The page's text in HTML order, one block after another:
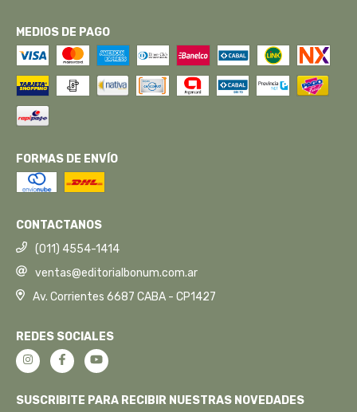
MEDIOS DE PAGO
FORMAS DE ENVÍO
CONTACTANOS
(011) 4554-1414
ventas@editorialbonum.com.ar
Av. Corrientes 6687 CABA - CP1427
REDES SOCIALES
SUSCRIBITE PARA RECIBIR NUESTRAS NOVEDADES